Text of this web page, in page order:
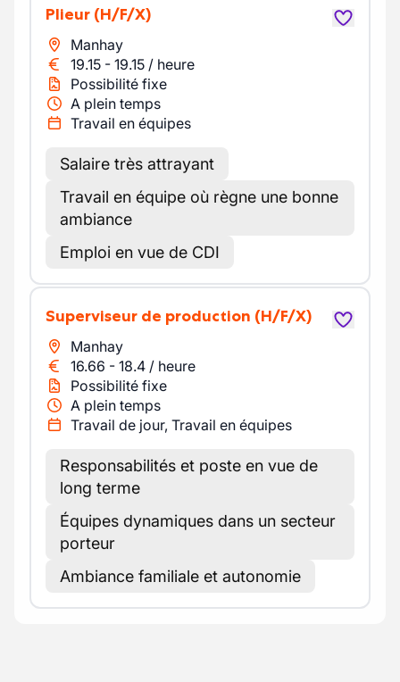
Plieur (H/F/X)
Manhay
19.15 - 19.15 / heure
Possibilité fixe
A plein temps
Travail en équipes
Salaire très attrayant
Travail en équipe où règne une bonne
ambiance
Emploi en vue de CDI
Superviseur de production (H/F/X)
Manhay
16.66 - 18.4 / heure
Possibilité fixe
A plein temps
Travail de jour, Travail en équipes
Responsabilités et poste en vue de
long terme
Équipes dynamiques dans un secteur
porteur
Ambiance familiale et autonomie